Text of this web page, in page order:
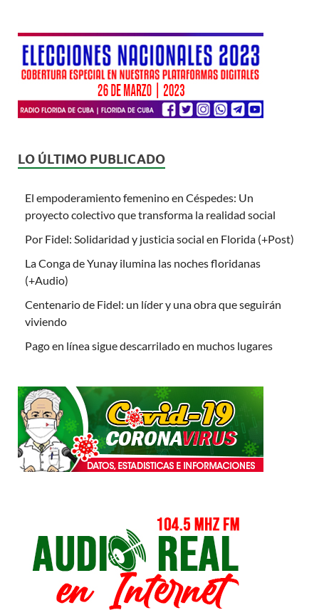
LO ÚLTIMO PUBLICADO
El empoderamiento femenino en Céspedes: Un
proyecto colectivo que transforma la realidad social
Por Fidel: Solidaridad y justicia social en Florida (+Post)
La Conga de Yunay ilumina las noches floridanas
(+Audio)
Centenario de Fidel: un líder y una obra que seguirán
viviendo
Pago en línea sigue descarrilado en muchos lugares